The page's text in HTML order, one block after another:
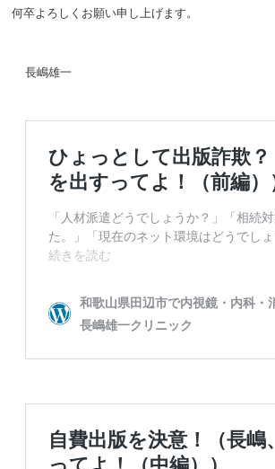
何卒よろしくお願い申し上げます。
長嶋雄一